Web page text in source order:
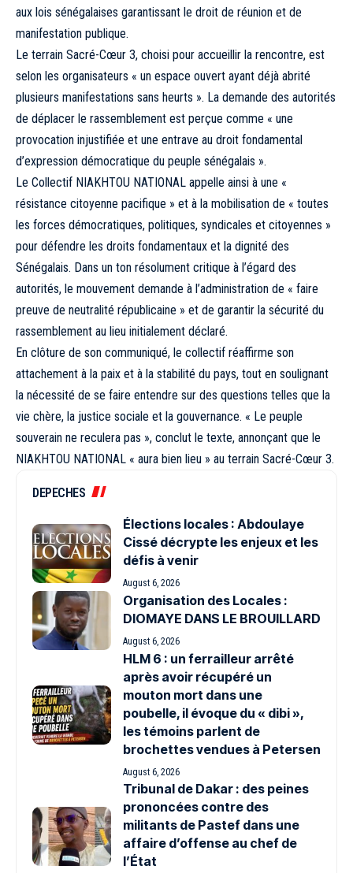
aux lois sénégalaises garantissant le droit de réunion et de
manifestation publique.
Le terrain Sacré-Cœur 3, choisi pour accueillir la rencontre, est
selon les organisateurs « un espace ouvert ayant déjà abrité
plusieurs manifestations sans heurts ». La demande des autorités
de déplacer le rassemblement est perçue comme « une
provocation injustifiée et une entrave au droit fondamental
d’expression démocratique du peuple sénégalais ».
Le Collectif NIAKHTOU NATIONAL appelle ainsi à une «
résistance citoyenne pacifique » et à la mobilisation de « toutes
les forces démocratiques, politiques, syndicales et citoyennes »
pour défendre les droits fondamentaux et la dignité des
Sénégalais. Dans un ton résolument critique à l’égard des
autorités, le mouvement demande à l’administration de « faire
preuve de neutralité républicaine » et de garantir la sécurité du
rassemblement au lieu initialement déclaré.
En clôture de son communiqué, le collectif réaffirme son
attachement à la paix et à la stabilité du pays, tout en soulignant
la nécessité de se faire entendre sur des questions telles que la
vie chère, la justice sociale et la gouvernance. « Le peuple
souverain ne reculera pas », conclut le texte, annonçant que le
NIAKHTOU NATIONAL « aura bien lieu » au terrain Sacré-Cœur 3.
DEPECHES
Élections locales : Abdoulaye
Cissé décrypte les enjeux et les
défis à venir
August 6, 2026
Organisation des Locales :
DIOMAYE DANS LE BROUILLARD
August 6, 2026
HLM 6 : un ferrailleur arrêté
après avoir récupéré un
mouton mort dans une
poubelle, il évoque du « dibi »,
les témoins parlent de
brochettes vendues à Petersen
August 6, 2026
Tribunal de Dakar : des peines
prononcées contre des
militants de Pastef dans une
affaire d’offense au chef de
l’État